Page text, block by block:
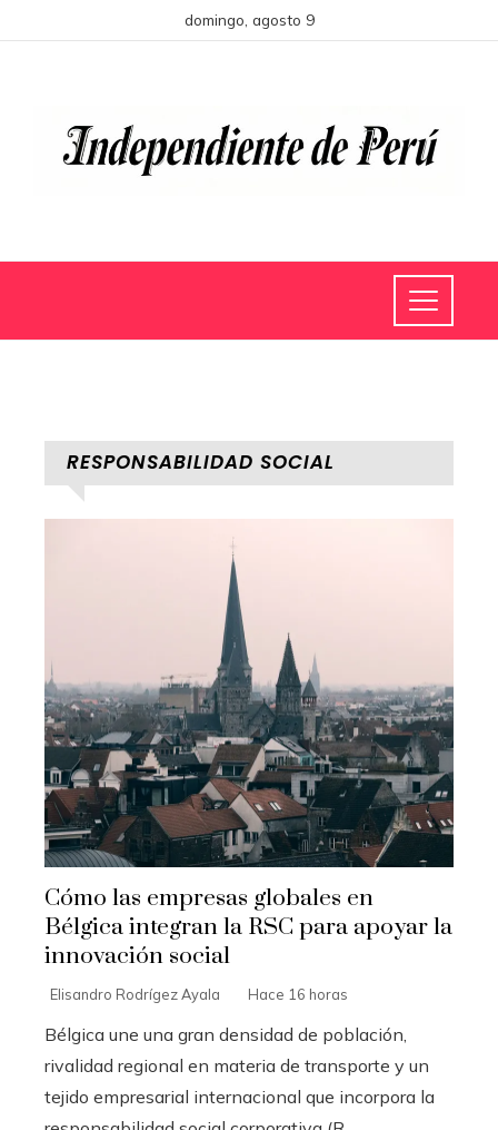
domingo, agosto 9
RESPONSABILIDAD SOCIAL
Cómo las empresas globales en
Bélgica integran la RSC para apoyar la
innovación social
Elisandro Rodrígez Ayala Hace 16 horas
Bélgica une una gran densidad de población,
rivalidad regional en materia de transporte y un
tejido empresarial internacional que incorpora la